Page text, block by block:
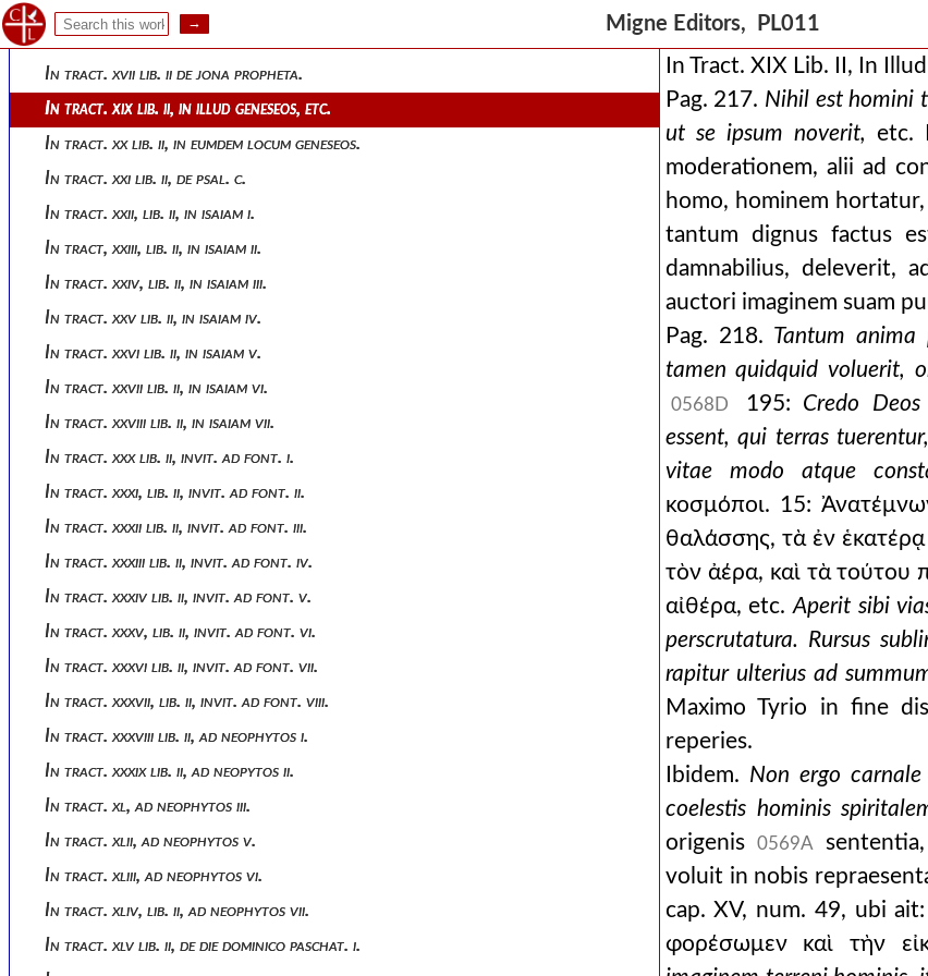
Migne Editors, PL011
In tract. xv lib. ii, de job.
In tract. xvii lib. ii de jona propheta.
In tract. xix lib. ii, in illud geneseos, etc.
In tract. xx lib. ii, in eumdem locum geneseos.
In tract. xxi lib. ii, de psal. c.
In tract. xxii, lib. ii, in isaiam i.
In tract, xxiii, lib. ii, in isaiam ii.
In tract. xxiv, lib. ii, in isaiam iii.
In tract. xxv lib. ii, in isaiam iv.
In tract. xxvi lib. ii, in isaiam v.
In tract. xxvii lib. ii, in isaiam vi.
In tract. xxviii lib. ii, in isaiam vii.
In tract. xxx lib. ii, invit. ad font. i.
In tract. xxxi, lib. ii, invit. ad font. ii.
In tract. xxxii lib. ii, invit. ad font. iii.
In tract. xxxiii lib. ii, invit. ad font. iv.
In tract. xxxiv lib. ii, invit. ad font. v.
In tract. xxxv, lib. ii, invit. ad font. vi.
In tract. xxxvi lib. ii, invit. ad font. vii.
In tract. xxxvii, lib. ii, invit. ad font. viii.
In tract. xxxviii lib. ii, ad neophytos i.
In tract. xxxix lib. ii, ad neopytos ii.
In tract. xl, ad neophytos iii.
In tract. xlii, ad neophytos v.
In tract. xliii, ad neophytos vi.
In tract. xliv, lib. ii, ad neophytos vii.
In tract. xlv lib. ii, de die dominico paschat. i.
In Tract. XIX Lib. II, In
Pag. 217. Nihil est homini
ut se ipsum noverit, etc.
moderationem, alii ad
homo, hominem
tantum dignus factus
damnabilius, deleverit,
auctori imaginem suam
Pag. 218. Tantum
tamen quidquid voluerit,
0568D 195: Credo
essent, qui terras
vitae modo atque
κοσμόποι. 15:
θαλάσσης, τὰ ἐν
τὸν ἀέρα, καὶ τὰ
αἰθέρα, etc.Aperit sibi
perscrutatura. Rursus
rapitur ulterius ad
Maximo Tyrio in fine
reperies.
Ibidem. Non ergo
coelestis hominis
origenis
0569A
voluit in nobis
cap. XV, num. 49, ubi
φορέσωμεν καὶ τὴν